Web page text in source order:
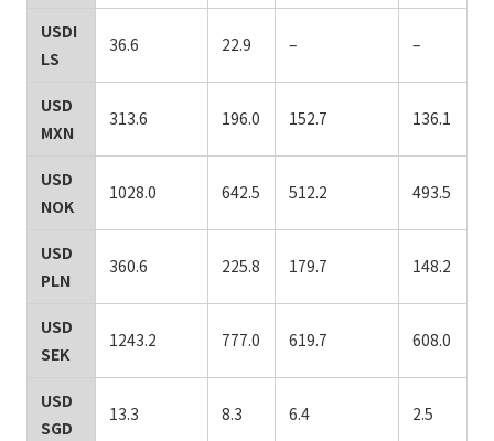
USDI
LS
36.6 22.9 – –
USD
MXN
313.6 196.0 152.7 136.1
USD
NOK
1028.0 642.5 512.2 493.5
USD
PLN
360.6 225.8 179.7 148.2
USD
SEK
1243.2 777.0 619.7 608.0
USD
SGD
13.3 8.3 6.4 2.5